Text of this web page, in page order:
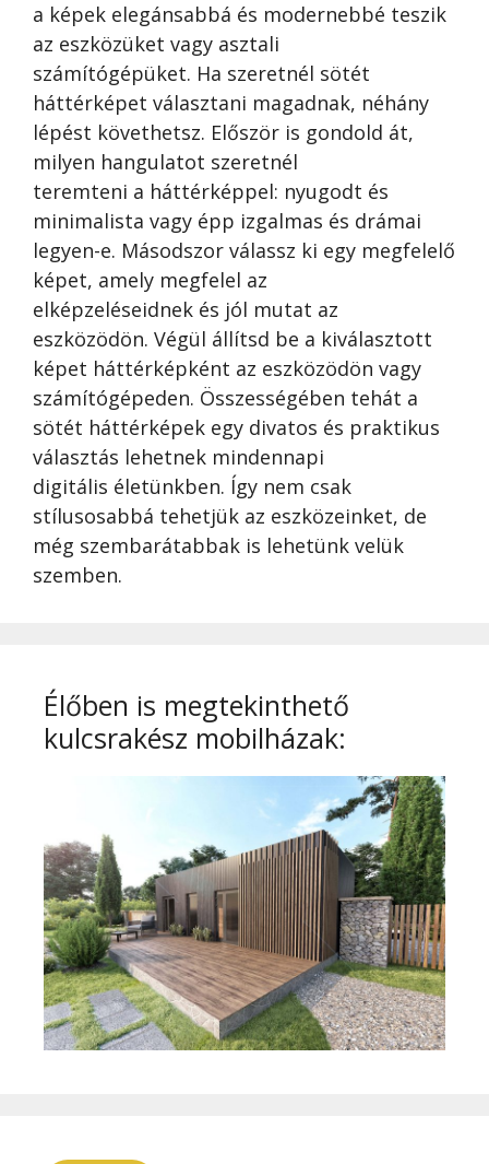
a képek elegánsabbá és modernebbé teszik
az eszközüket vagy asztali
számítógépüket. Ha szeretnél sötét
háttérképet választani magadnak, néhány
lépést követhetsz. Először is gondold át,
milyen hangulatot szeretnél
teremteni a háttérképpel: nyugodt és
minimalista vagy épp izgalmas és drámai
legyen-e. Másodszor válassz ki egy megfelelő
képet, amely megfelel az
elképzeléseidnek és jól mutat az
eszközödön. Végül állítsd be a kiválasztott
képet háttérképként az eszközödön vagy
számítógépeden. Összességében tehát a
sötét háttérképek egy divatos és praktikus
választás lehetnek mindennapi
digitális életünkben. Így nem csak
stílusosabbá tehetjük az eszközeinket, de
még szembarátabbak is lehetünk velük
szemben.
Élőben is megtekinthető
kulcsrakész mobilházak: